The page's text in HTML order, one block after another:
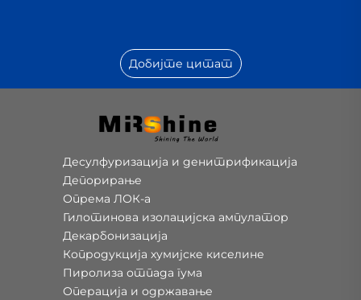
Добијте цитат
Десулфуризација и денитрификација
Депорирање
Опрема ЛОК-а
Гилотинова изолацијска ампулатор
Декарбонизација
Копродукција хумијске киселине
Пиролиза отпада гума
Операција и одржавање